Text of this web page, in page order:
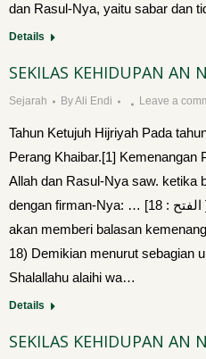
dan Rasul-Nya, yaitu sabar dan
Details
SEKILAS KEHIDUPAN AN
Sejarah ByAli Endi Leave a
Tahun Ketujuh Hijriyah Pada
Perang Khaibar.[1] Kemenangan
Allah dan Rasul-Nya saw. ketika
dengan firman-Nya: … وَأثـَا بَهُمْ فَتْحًا قَرِيْبًا [ الفتح : 18] ….Dan Allah
akan memberi balasan
18) Demikian menurut sebagian
Shalallahu alaihi wa…
Details
SEKILAS KEHIDUPAN AN